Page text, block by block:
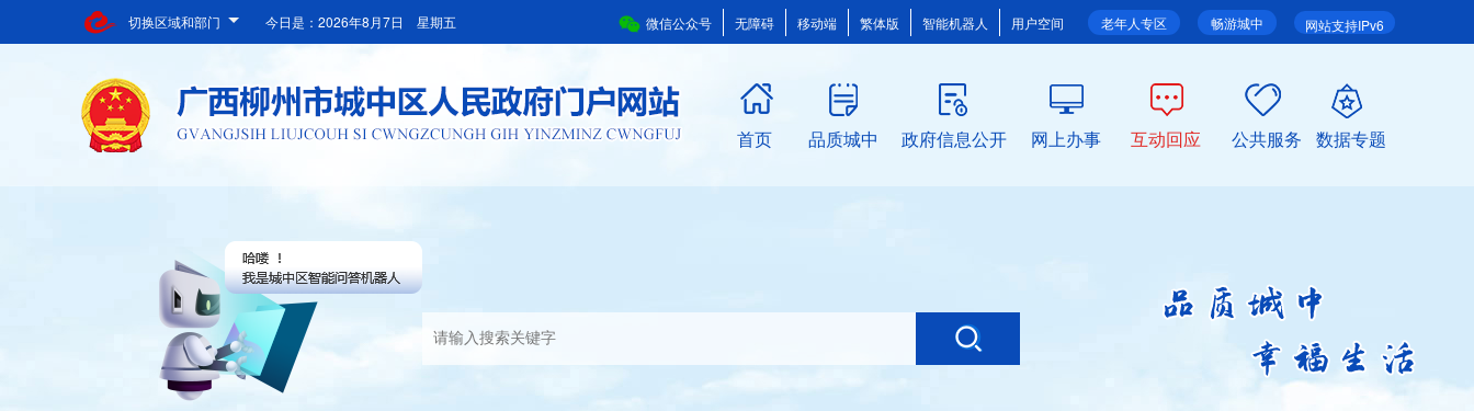
切换区域和部门 网站支持IPv6
畅游城中
老年人专区
微信公众号 无障碍 移动端 繁体版 智能机器人 用户空间
今日是： 2026年8月7日 星期五
首页 品质城中 政府信息公开 网上办事 互动回应 公共服务 数据专题